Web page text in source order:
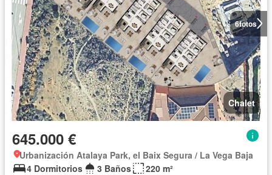
6fotos
Chalet
645.000 €
Urbanización Atalaya Park, el Baix Segura / La Vega Baja
4 Dormitorios
3 Baños 220 m²